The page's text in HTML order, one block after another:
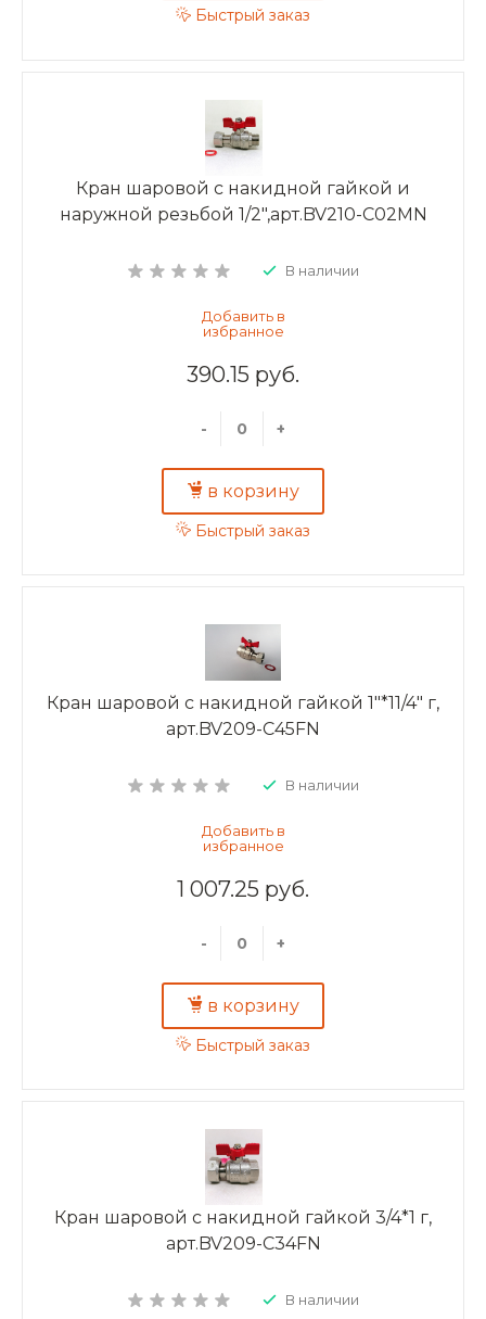
Быстрый заказ
Кран шаровой с накидной гайкой и
наружной резьбой 1/2",арт.BV210-C02MN
В наличии
390.15 руб.
- +
в корзину
Быстрый заказ
Кран шаровой с накидной гайкой 1"*11/4" г,
арт.BV209-C45FN
В наличии
1 007.25 руб.
- +
в корзину
Быстрый заказ
Кран шаровой с накидной гайкой 3/4*1 г,
арт.BV209-C34FN
В наличии